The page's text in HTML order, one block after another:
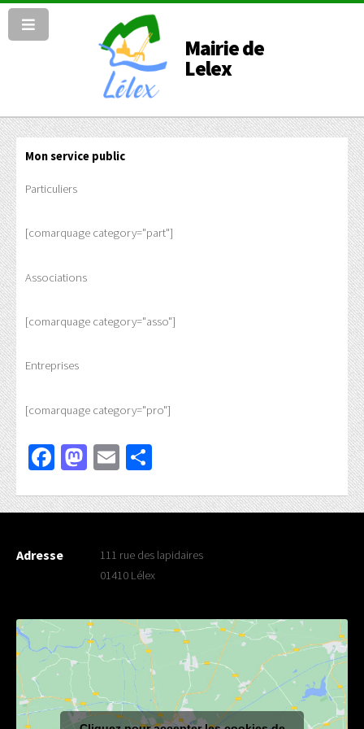
Mairie de
Lelex
Mon service public
Particuliers
[comarquage category="part"]
Associations
[comarquage category="asso"]
Entreprises
[comarquage category="pro"]
Facebook
Mastodon
Email
Adresse
111 rue des lapidaires
01410 Lélex